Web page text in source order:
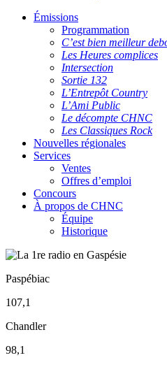
Émissions
Programmation
C’est bien meilleur
Les Heures complices
Intersection
Sortie 132
L’Entrepôt Country
L’Ami Public
Le décompte CHNC
Les Classiques Rock
Nouvelles régionales
Services
Ventes
Offres d’emploi
Concours
À propos de CHNC
Équipe
Historique
Paspébiac
107,1
Chandler
98,1